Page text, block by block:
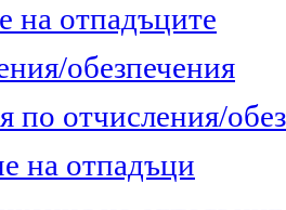
на отпадъците
обезпечения
по отчисления/
на отпадъци